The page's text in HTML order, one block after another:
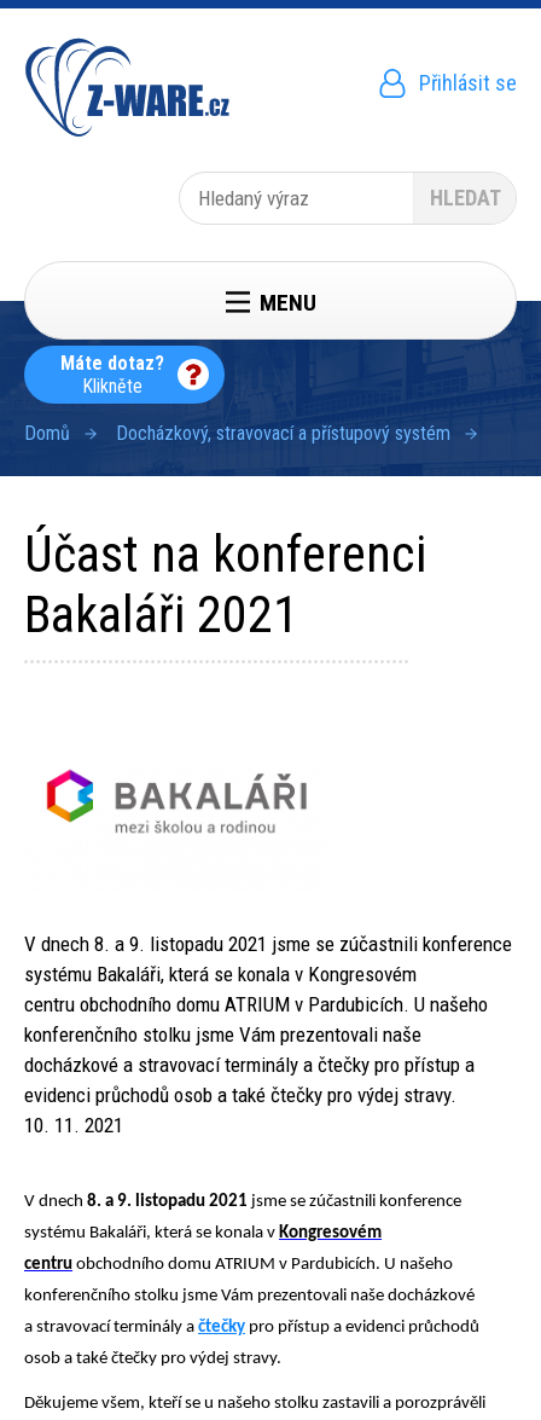
Přejít
hlavnímu
obsahu
Menu
účtu
Přihlásit se
Hledat
Máte dotaz?
Klikněte
MENU
Domů Docházkový, stravovací a přístupový systém
Účast na konferenci
Bakaláři 2021
V dnech 8. a 9. listopadu 2021 jsme se zúčastnili konference
systému Bakaláři, která se konala v Kongresovém
centru obchodního domu ATRIUM v Pardubicích. U našeho
konferenčního stolku jsme Vám prezentovali naše
docházkové a stravovací terminály a čtečky pro přístup a
evidenci průchodů osob a také čtečky pro výdej stravy.
10. 11. 2021
V dnech 8. a 9. listopadu 2021 jsme se zúčastnili konference
systému Bakaláři, která se konala v Kongresovém
centru obchodního domu ATRIUM v Pardubicích. U našeho
konferenčního stolku jsme Vám prezentovali naše docházkové
a stravovací terminály a čtečky pro přístup a evidenci průchodů
osob a také čtečky pro výdej stravy.
Děkujeme všem, kteří se u našeho stolku zastavili a porozprávěli